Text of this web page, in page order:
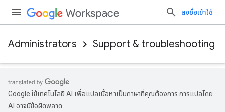
ลงชื่อเข้าใช้
Administrators Support & troubleshooting
Google ใช้เทคโนโลยี AI เพื่อแปลเนื้อหาเป็นภาษาที่คุณต้องการ การแปลโดย
AI อาจมีข้อผิดพลาด